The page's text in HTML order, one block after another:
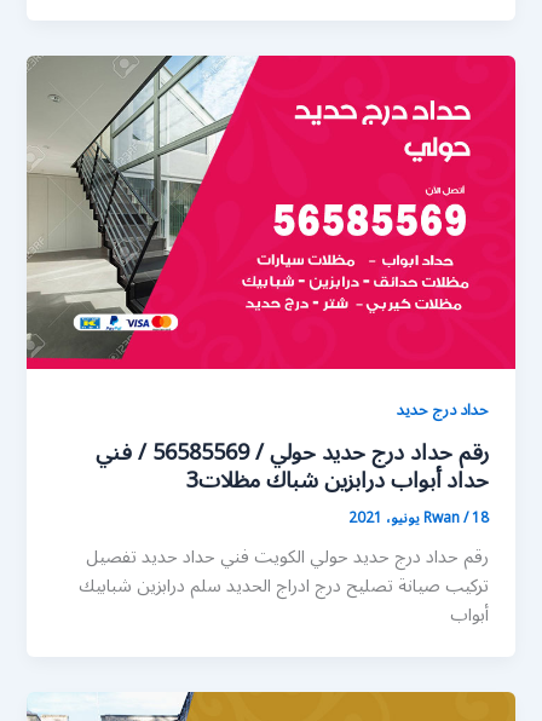
حداد درج حديد
رقم حداد درج حديد حولي / 56585569 / فني
حداد أبواب درابزين شباك مظلات3
Rwan/18 يونيو، 2021
رقم حداد درج حديد حولي الكويت فني حداد حديد تفصيل
تركيب صيانة تصليح درج ادراج الحديد سلم درابزين شبابيك
أبواب